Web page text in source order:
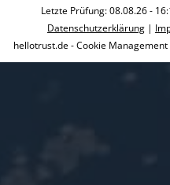
Letzte Prüfung: 08.08.26 -
Datenschutzerklärung |
hellotrust.de - Cookie Management